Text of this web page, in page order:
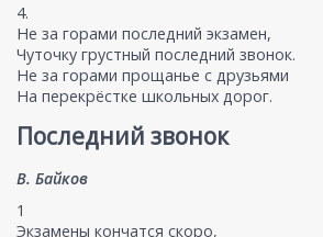
4.
Не за горами последний экзамен,
Чуточку грустный последний звонок.
Не за горами прощанье с друзьями
На перекрёстке школьных дорог.
Последний звонок
В. Байков
1
Экзамены кончатся скоро,